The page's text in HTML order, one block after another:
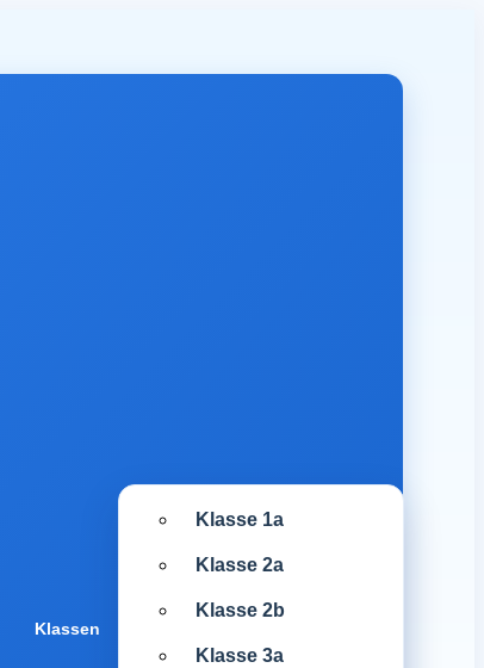
Klassen
Klasse 1a
Klasse 2a
Klasse 2b
Klasse 3a